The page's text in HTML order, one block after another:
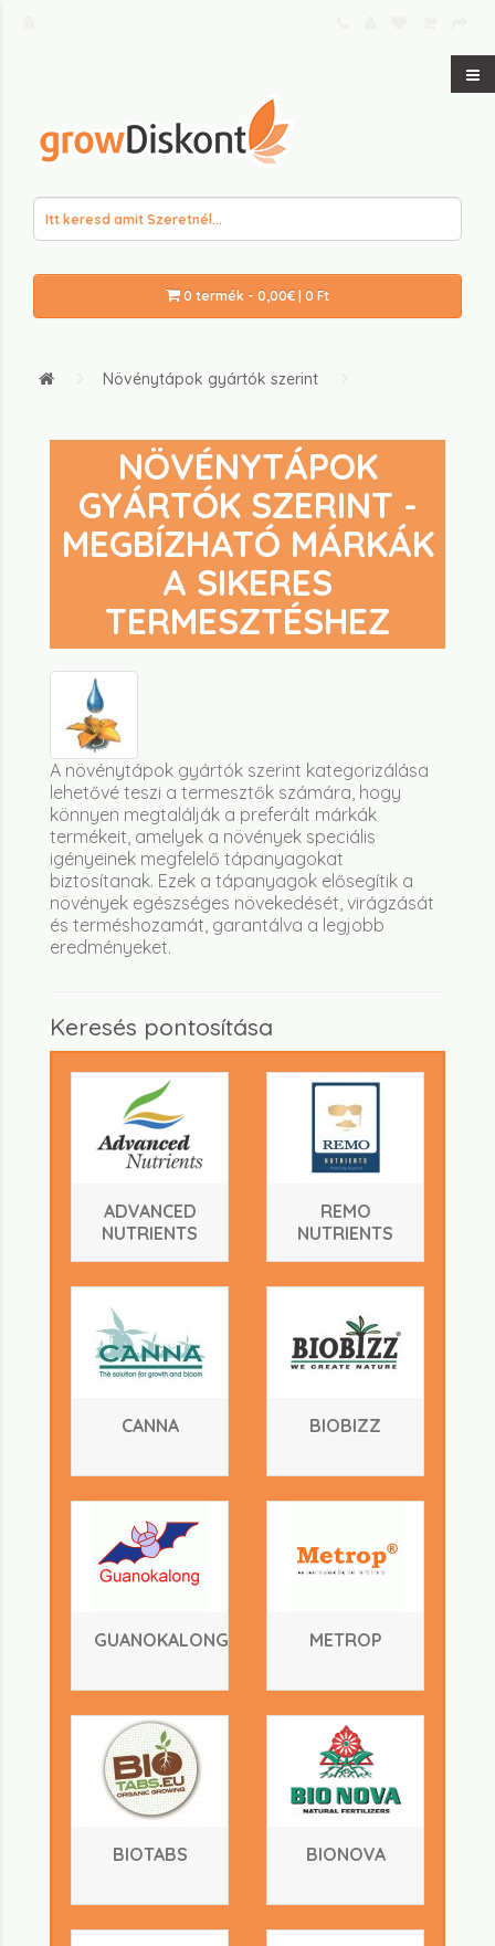
0 termék - 0,00€ | 0 Ft
Növénytápok gyártók szerint
NÖVÉNYTÁPOK
GYÁRTÓK SZERINT -
MEGBÍZHATÓ MÁRKÁK
A SIKERES
TERMESZTÉSHEZ
A növénytápok gyártók szerint kategorizálása
lehetővé teszi a termesztők számára, hogy
könnyen megtalálják a preferált márkák
termékeit, amelyek a növények speciális
igényeinek megfelelő tápanyagokat
biztosítanak. Ezek a tápanyagok elősegítik a
növények egészséges növekedését, virágzását
és terméshozamát, garantálva a legjobb
eredményeket.
Keresés pontosítása
ADVANCED
NUTRIENTS
REMO
NUTRIENTS
CANNA BIOBIZZ
GUANOKALONG METROP
BIOTABS BIONOVA